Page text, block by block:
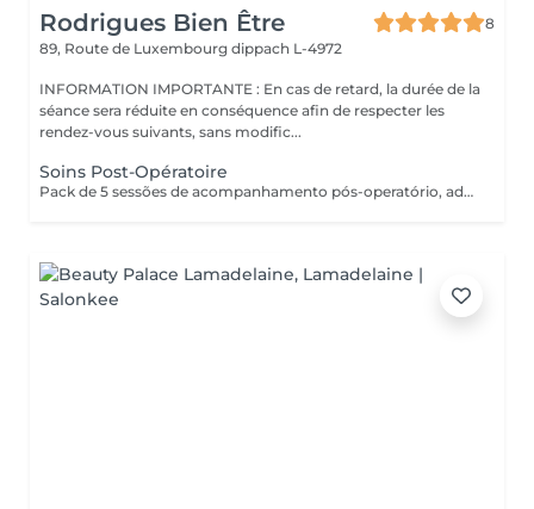
Rodrigues Bien Être
8
89, Route de Luxembourg dippach L-4972
INFORMATION IMPORTANTE : En cas de retard, la durée de la
séance sera réduite en conséquence afin de respecter les
rendez-vous suivants, sans modific...
Soins Post-Opératoire
Pack de 5 sessões de acompanhamento pós-operatório, adaptadas às necessidades da recuperação. As sessões devem ser realizadas com um intervalo mínimo de 2 dias entre cada uma, para respeitar o processo de cicatrização e otimizar os resultados.